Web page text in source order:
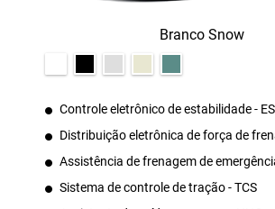
Branco Snow
Controle eletrônico de estabilidade -
Distribuição eletrônica de força de
Assistência de frenagem de
Sistema de controle de tração - TCS